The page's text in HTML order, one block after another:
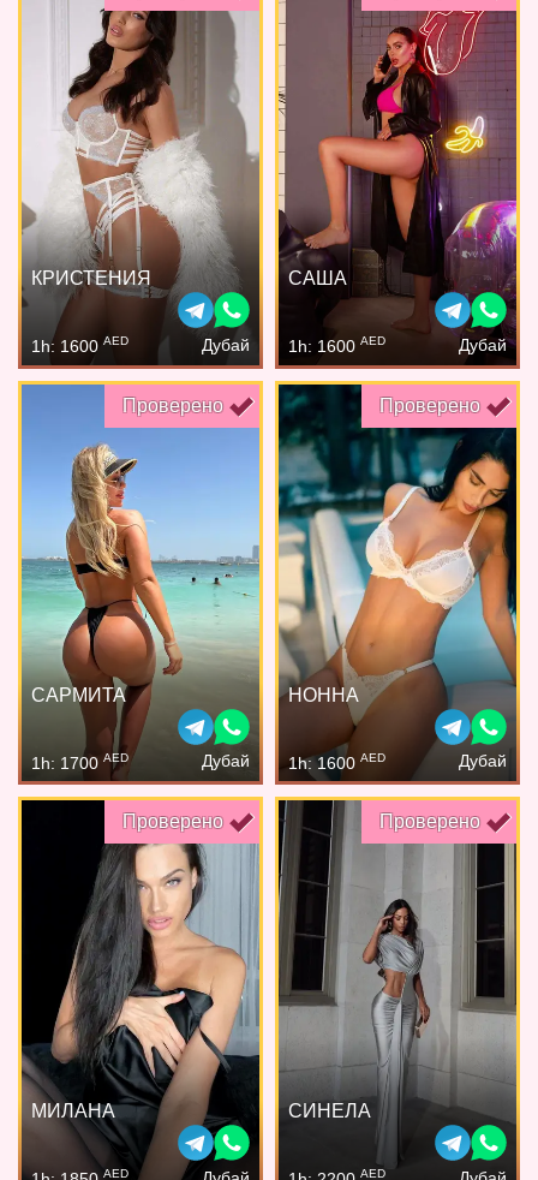
КРИСТЕНИЯ
1h: 1600 AED Дубай
САША
1h: 1600 AED Дубай
Проверено
САРМИТА
1h: 1700 AED Дубай
Проверено
НОННА
1h: 1600 AED Дубай
Проверено
МИЛАНА
AED
Проверено
СИНЕЛА
AED